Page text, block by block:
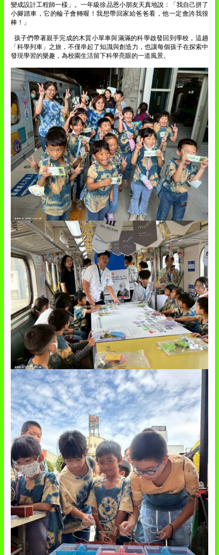
變成設計工程師一樣」。一年級徐品恩小朋友天真地說：「我自己拼了
小腳踏車，它的輪子會轉喔！我想帶回家給爸爸看，他一定會誇我很
棒！」
孩子們帶著親手完成的木質小單車與滿滿的科學啟發回到學校，這趟
「科學列車」之旅，不僅串起了知識與創造力，也讓每個孩子在探索中
發現學習的樂趣，為校園生活留下科學亮眼的一道風景。